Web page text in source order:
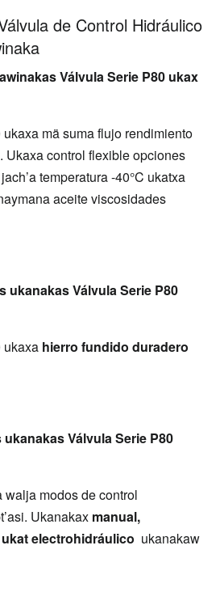
de Control Hidráulico
Válvula Serie P80 ukax
mä suma flujo rendimiento
Ukaxa control flexible opciones
temperatura -40°C ukatxa
aceite viscosidades
ukanakas Válvula Serie P80
ukaxa hierro fundido duradero
Válvula Serie P80
modos de control
Ukanakax manual,
electrohidráulico ukanakaw